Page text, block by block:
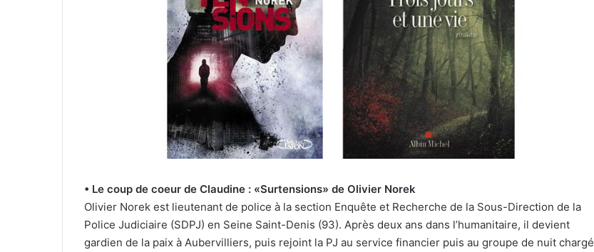
o
u
r
r
i
e
• Le coup de coeur de Claudine : «Surtensions» de Olivier Norek
Olivier Norek est lieutenant de police à la section Enquête et Recherche de la Sous-Direction de la
Police Judiciaire (SDPJ) en Seine Saint-Denis (93). Après deux ans dans l’humanitaire, il devient
gardien de la paix à Aubervilliers, puis rejoint la PJ au service financier puis au groupe de nuit chargé